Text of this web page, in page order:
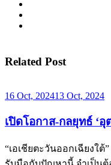
Related Post
16 Oct, 202413 Oct, 2024
เปิดโอกาส-กลยุทธ์ ‘
“เอเชียตะวันออกเฉียงใ